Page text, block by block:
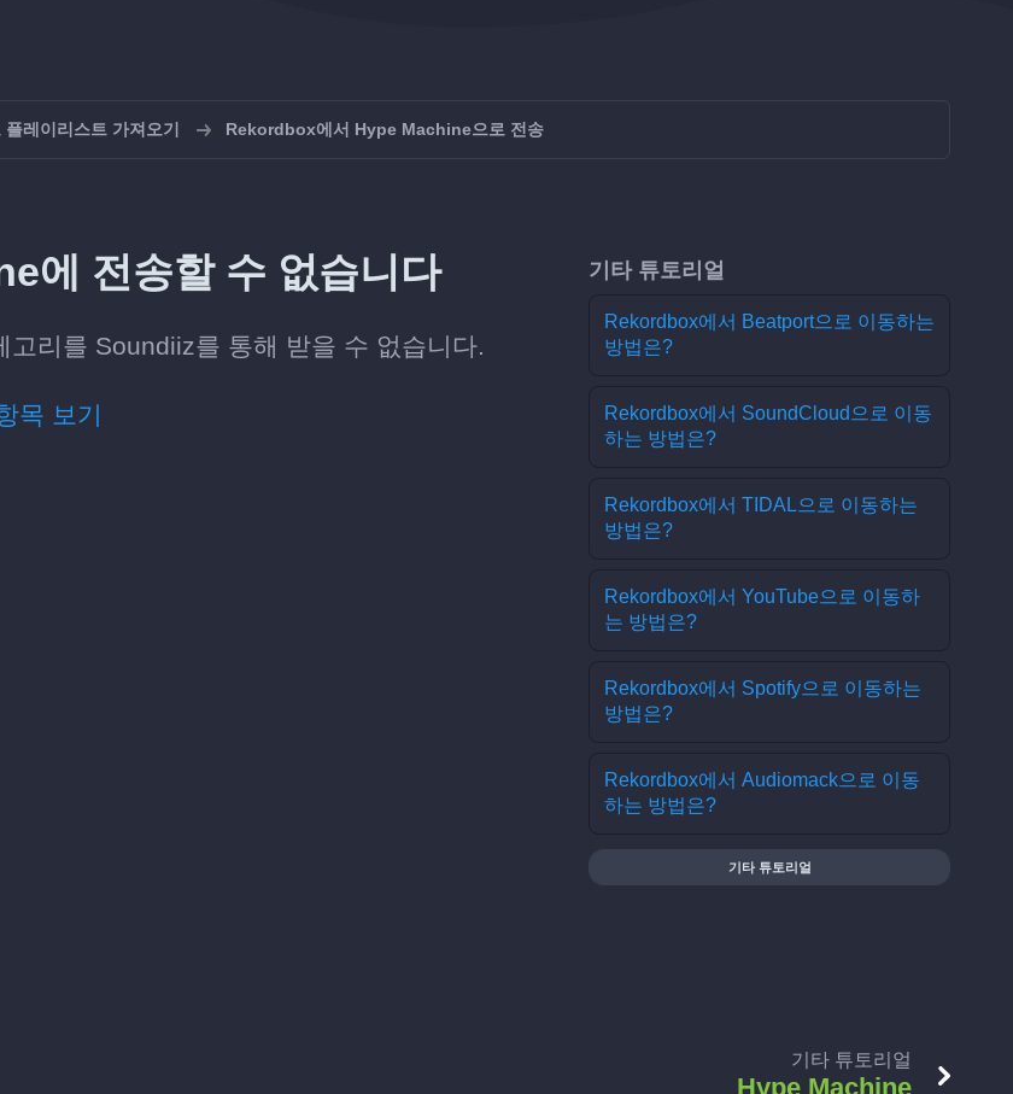
레이리스트 가져오기 Rekordbox에서 Hype Machine으로 전송
에 전송할 수 없습니다
리를 Soundiiz를 통해 받을 수 없습니다.
목 보기
기타 튜토리얼
Rekordbox에서 Beatport으로 이동하는
방법은?
Rekordbox에서 SoundCloud으로 이동
하는 방법은?
Rekordbox에서 TIDAL으로 이동하는
방법은?
Rekordbox에서 YouTube으로 이동하
는 방법은?
Rekordbox에서 Spotify으로 이동하는
방법은?
Rekordbox에서 Audiomack으로 이동
하는 방법은?
기타 튜토리얼
기타 튜토리얼
Hype Machine